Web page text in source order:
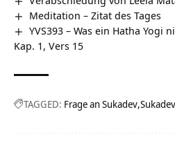
Meditation – Zitat des Tages
YVS393 – Was ein Hatha Yogi
Kap. 1, Vers 15
TAGGED: Frage an Sukadev